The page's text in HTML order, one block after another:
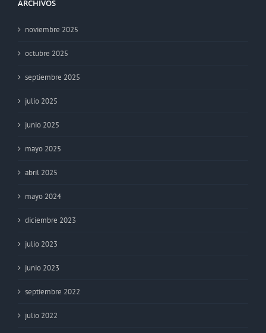
ARCHIVOS
noviembre 2025
octubre 2025
septiembre 2025
julio 2025
junio 2025
mayo 2025
abril 2025
mayo 2024
diciembre 2023
julio 2023
junio 2023
septiembre 2022
julio 2022